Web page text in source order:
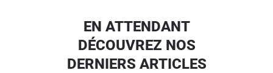
EN ATTENDANT
DÉCOUVREZ NOS
DERNIERS ARTICLES